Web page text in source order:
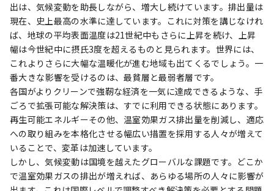
出は、気候変動を助長しながら、増大し続けています。排出量は
現在、史上最高の水準に達しています。これに対策を講じなけれ
ば、地球の平均表面温度は21世紀中もさらに上昇を続け、上昇
幅は今世紀中に摂氏3度を超えるものと見られます。世界には、
これよりさらに大幅な温暖化が進む地域も出てくるでしょう。一
番大きな影響を受けるのは、最貧層と最弱者層です。
各国がよりクリーンで強靭な経済を一気に達成できるような、手
ごろで拡張可能な解決策は、すでに利用できる状態にあります。
再生可能エネルギーその他、温室効果ガス排出量を削減し、適応
への取り組みを本格化させる幅広い措置を採用する人々が増えて
いることで、変革は加速しています。
しかし、気候変動は国境を越えたグローバルな課題です。どこか
で温室効果ガスの排出が増えれば、あらゆる場所の人々に影響が